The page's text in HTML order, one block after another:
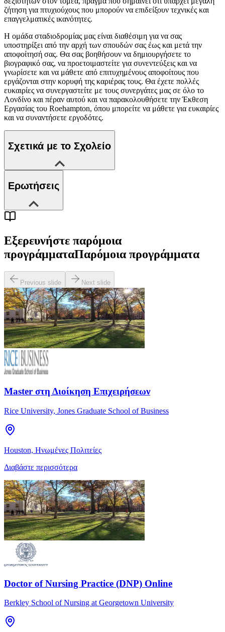
ζήτηση για πτυχιούχους που μπορούν να επιδείξουν τεχνικές και
επαγγελματικές ικανότητες.
Η ομάδα σταδιοδρομίας μας είναι διαθέσιμη για να σας
υποστηρίξει από την αρχή των σπουδών σας έως και μετά την
αποφοίτησή σας. Θα σας βοηθήσουν να δημιουργήσετε το
βιογραφικό σας, να προετοιμαστείτε για συνεντεύξεις και να
γνωρίσετε και να μάθετε από επιτυχημένους αποφοίτους που
εργάζονται στην κορυφή της καριέρας τους. Θα έχετε πολλές
ευκαιρίες να συνεργαστείτε με τους συνεργάτες μας σε όλο το
Λονδίνο και πέραν αυτού και να παρακολουθήσετε την Έκθεση
Εργασίας του Roehampton, όπου μπορείτε να μάθετε για ευκαιρίες
και να συναντήσετε εργοδότες.
Σχετικά με το Σχολείο
Ερωτήσεις
Εξερευνήστε παρόμοια
προγράμματαΠαρόμοια προγράμματα
Previous slide Next slide
Master στη Διοίκηση Επιχειρήσεων
Rice University, Jones Graduate School of Business
Houston, Ηνωμένες Πολιτείες
Διαβάστε περισσότερα
Doctor of Nursing Practice (DNP) Online
Berkley School of Nursing at Georgetown University